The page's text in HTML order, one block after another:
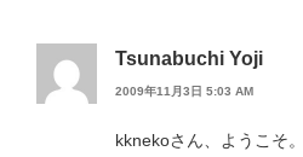
Tsunabuchi Yoji
2009年11月3日 5:03 AM
kknekoさん、ようこそ。